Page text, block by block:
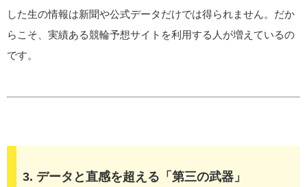
した生の情報は新聞や公式データだけでは得られません。だか
らこそ、実績ある競輪予想サイトを利用する人が増えているの
です。
3. データと直感を超える「第三の武器」